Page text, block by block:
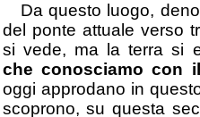
Da questo luogo,
del ponte attuale verso
si vede, ma la terra si
che conosciamo con
oggi approdano in
scoprono, su questa